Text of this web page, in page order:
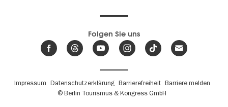
Tickets
Wir haben den
Trends
Folgen Sie uns
Fußbereichsmenü
Impressum Datenschutzerklärung Barrierefreiheit Barriere melden
© Berlin Tourismus & Kongress GmbH